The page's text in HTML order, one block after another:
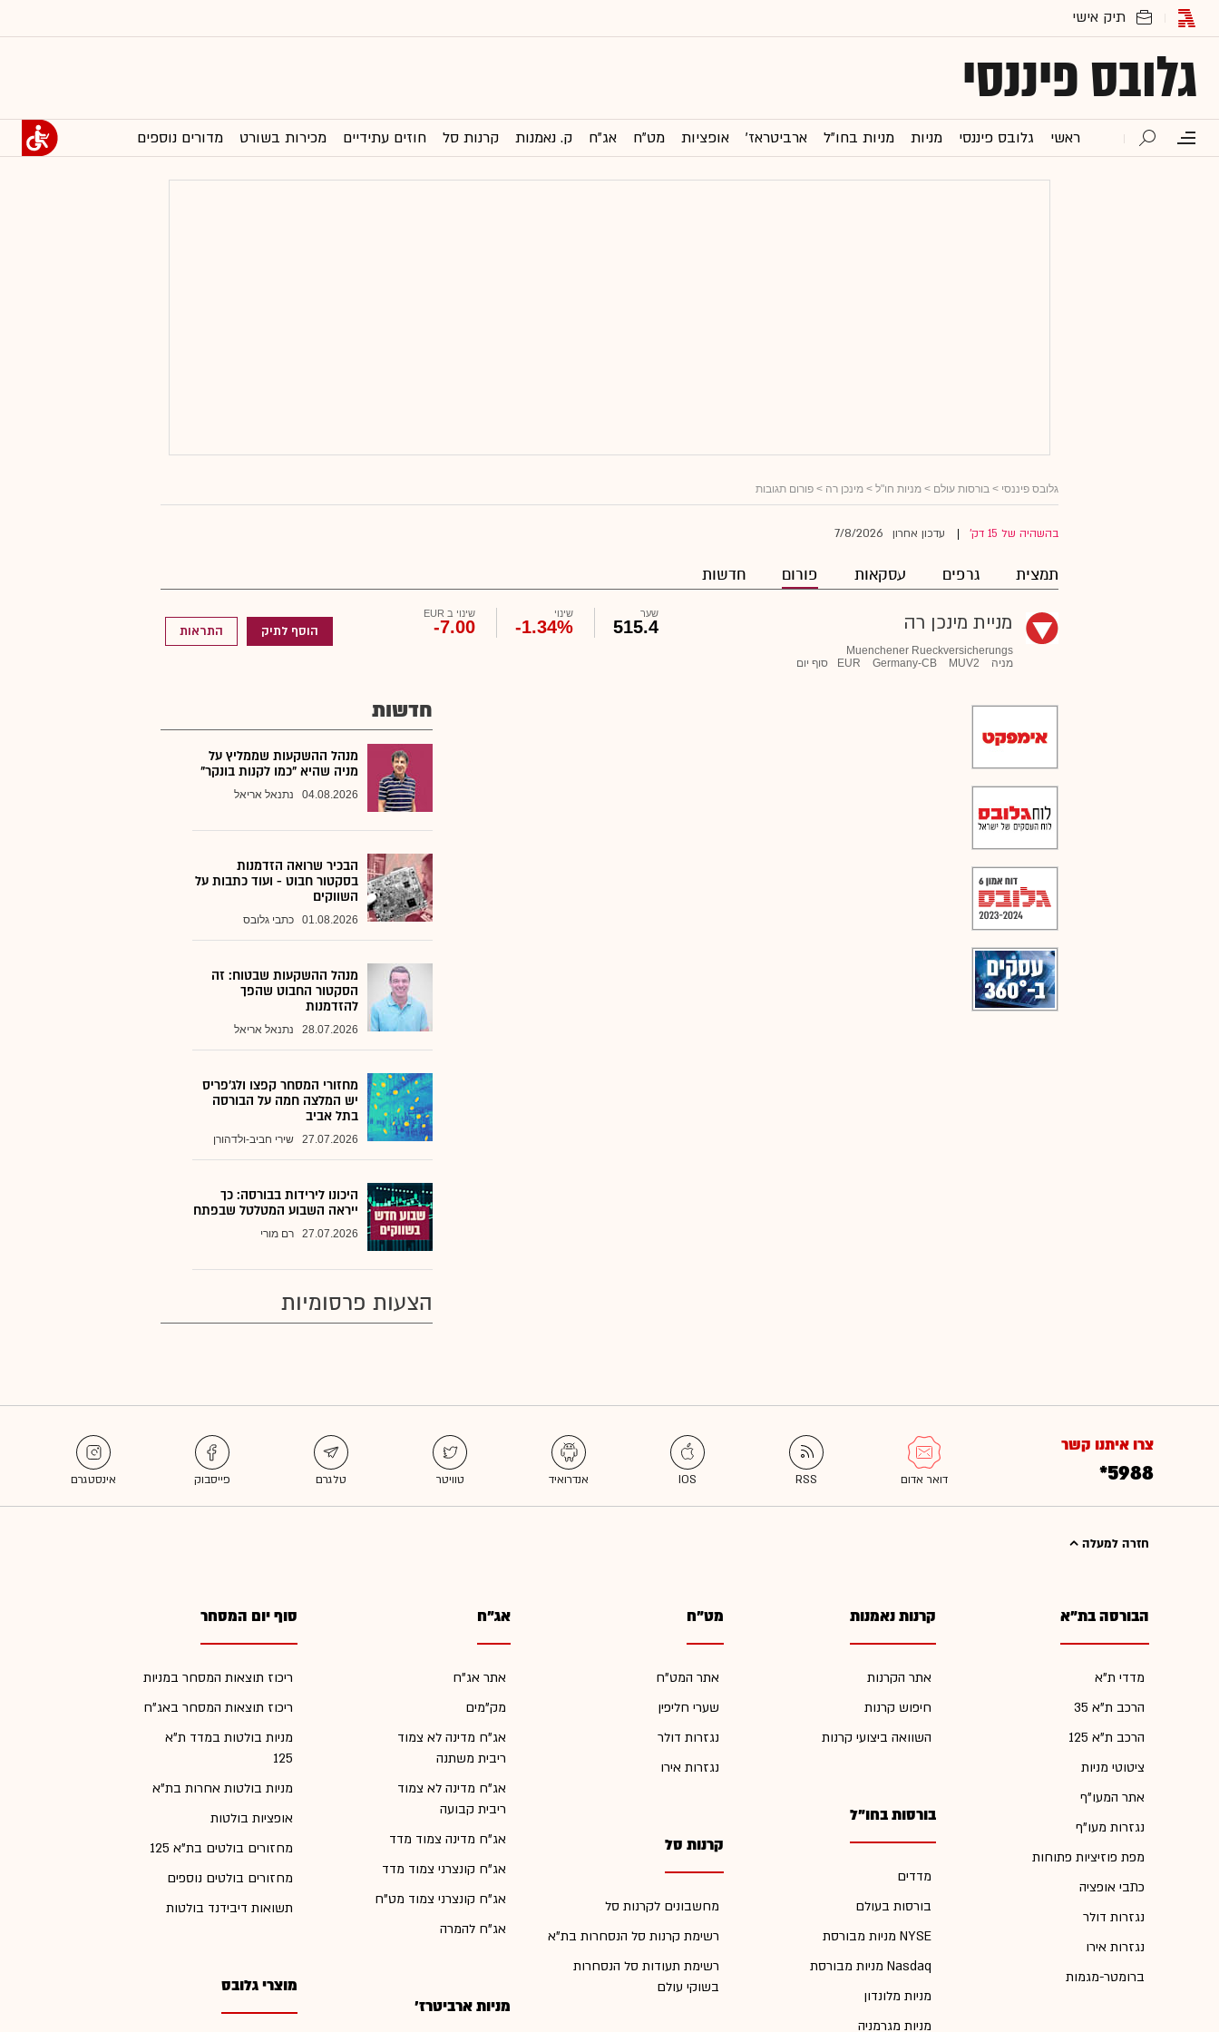
גלובס פיננסי
ראשי גלובס פיננסי מניות מניות בחו"ל ארביטראז' אופציות מט"ח אג"ח ק. נאמנות קרנות סל חוזים עתידיים מכירות בשורט מדורים נוספים
גלובס פיננסי > בורסות עולם > מניות חו"ל > מינכן רה > פורום תגובות
בהשהיה של 15 דק' עדכון אחרון 7/8/2026
תמצית גרפים עסקאות פורום חדשות
מניית מינכן רה
Muenchener Rueckversicherungs
מניה
MUV2
Germany-CB
EUR סוף יום
שער
515.4
שינוי
-1.34%
שינוי ב EUR
-7.00 הוסף לתיק התראות
חדשות
מנהל ההשקעות שממליץ על
מניה שהיא "כמו לקנות בונקר"
04.08.2026 נתנאל אריאל
הבכיר שרואה הזדמנות
בסקטור חבוט - ועוד כתבות על
השווקים
01.08.2026 כתבי גלובס
מנהל ההשקעות שבטוח: זה
הסקטור החבוט שהפך
להזדמנות
28.07.2026 נתנאל אריאל
מחזורי המסחר קפצו ולג'פריס
יש המלצה חמה על הבורסה
בתל אביב
27.07.2026 שירי חביב-ולדהורן
היכונו לירידות בבורסה: כך
ייראה השבוע המטלטל שבפתח
27.07.2026 רם מורי
הצעות פרסומיות
צרו איתנו קשר
*5988
חזרה למעלה
הבורסה בת"א
מדדי ת"א
הרכב ת"א 35
הרכב ת"א 125
ציטוטי מניות
אתר המעו"ף
נגזרות מעו"ף
מפת פוזיציות פתוחות
כתבי אופציה
נגזרות דולר
נגזרות אירו
ברומטר-מגמות
קרנות נאמנות
אתר הקרנות
חיפוש קרנות
השוואה ביצועי קרנות
בורסות בחו"ל
מדדים
בורסות בעולם
מניות מבורסת NYSE
מניות מבורסת Nasdaq
מניות מלונדון
מניות מגרמניה
מט"ח
אתר המט"ח
שערי חליפין
נגזרות דולר
נגזרות אירו
קרנות סל
מחשבונים לקרנות סל
רשימת קרנות סל הנסחרות בת"א
רשימת תעודות סל הנסחרות
בשוקי עולם
אג"ח
אתר אג"ח
מק"מים
אג"ח מדינה לא צמוד
ריבית משתנה
אג"ח מדינה לא צמוד
ריבית קבועה
אג"ח מדינה צמוד מדד
אג"ח קונצרני צמוד מדד
אג"ח קונצרני צמוד מט"ח
אג"ח להמרה
מניות ארביטרז'
סוף יום המסחר
ריכוז תוצאות המסחר במניות
ריכוז תוצאות המסחר באג"ח
מניות בולטות במדד ת"א
125
מניות בולטות אחרות בת"א
אופציות בולטות
מחזורים בולטים בת"א 125
מחזורים בולטים נוספים
תשואות דיבידנד בולטות
מוצרי גלובס